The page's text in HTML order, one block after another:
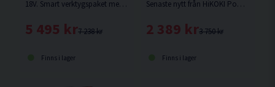
18V. Smart verktygspaket med 2 st kompakta och kraftfulla 18V batteriverktyg.
7 238 kr
5 495 kr
Finns i lager
Senaste nytt från HiKOKI Powertools. Borrskruvdragare med kort maskinkropp och enastående balans med inbyggd säkerhetsfunktion mot "Kick back"
3 750 kr
2 389 kr
Finns i lager